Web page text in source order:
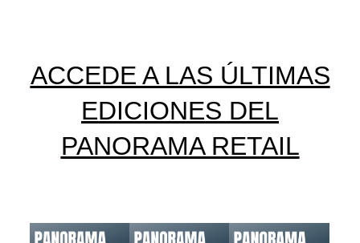
ACCEDE A LAS ÚLTIMAS
EDICIONES DEL
PANORAMA RETAIL